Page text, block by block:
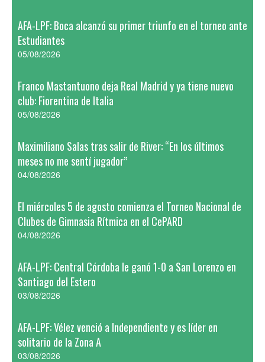
AFA-LPF: Boca alcanzó su primer triunfo en el torneo ante
Estudiantes
05/08/2026
Franco Mastantuono deja Real Madrid y ya tiene nuevo
club: Fiorentina de Italia
05/08/2026
Maximiliano Salas tras salir de River: “En los últimos
meses no me sentí jugador”
04/08/2026
El miércoles 5 de agosto comienza el Torneo Nacional de
Clubes de Gimnasia Rítmica en el CePARD
04/08/2026
AFA-LPF: Central Córdoba le ganó 1-0 a San Lorenzo en
Santiago del Estero
03/08/2026
AFA-LPF: Vélez venció a Independiente y es líder en
solitario de la Zona A
03/08/2026